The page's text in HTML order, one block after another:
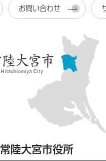
お問い合わせ
常陸大宮市役所